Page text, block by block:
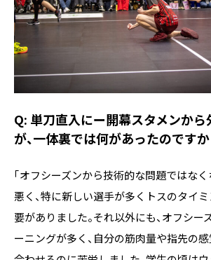
Q: 単刀直入にー開幕スタメンから
が、一体裏では何があったのですか
「オフシーズンから技術的な問題ではな
悪く、特に新しい選手が多くトスのタイ
要がありました。それ以外にも、オフシー
ーニングが多く、自分の筋肉量や指先の感